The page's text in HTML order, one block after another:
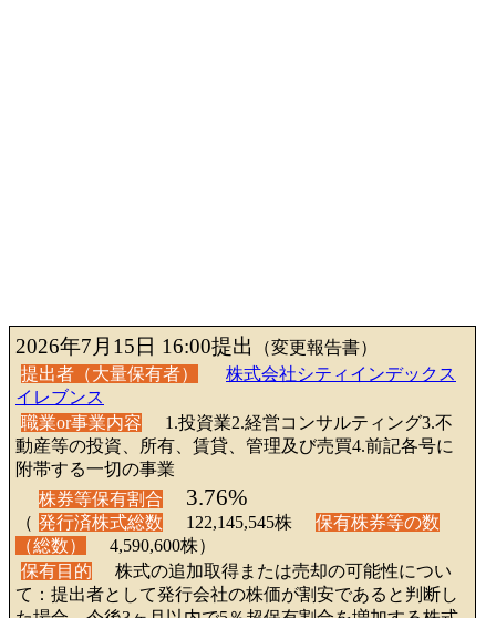
2026年7月15日 16:00提出
（変更報告書）
提出者（大量保有者）
株式会社シティインデックス
イレブンス
職業or事業内容
1.投資業2.経営コンサルティング3.不
動産等の投資、所有、賃貸、管理及び売買4.前記各号に
附帯する一切の事業
株券等保有割合
3.76%
（ 発行済株式総数 122,145,545株
保有株券等の数
（総数）
4,590,600株）
保有目的
株式の追加取得または売却の可能性につい
て：提出者として発行会社の株価が割安であると判断し